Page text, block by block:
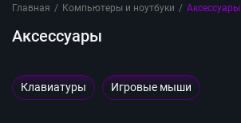
Главная / Компьютеры и ноутбуки / Аксессуары
Аксессуары
Клавиатуры Игровые мыши